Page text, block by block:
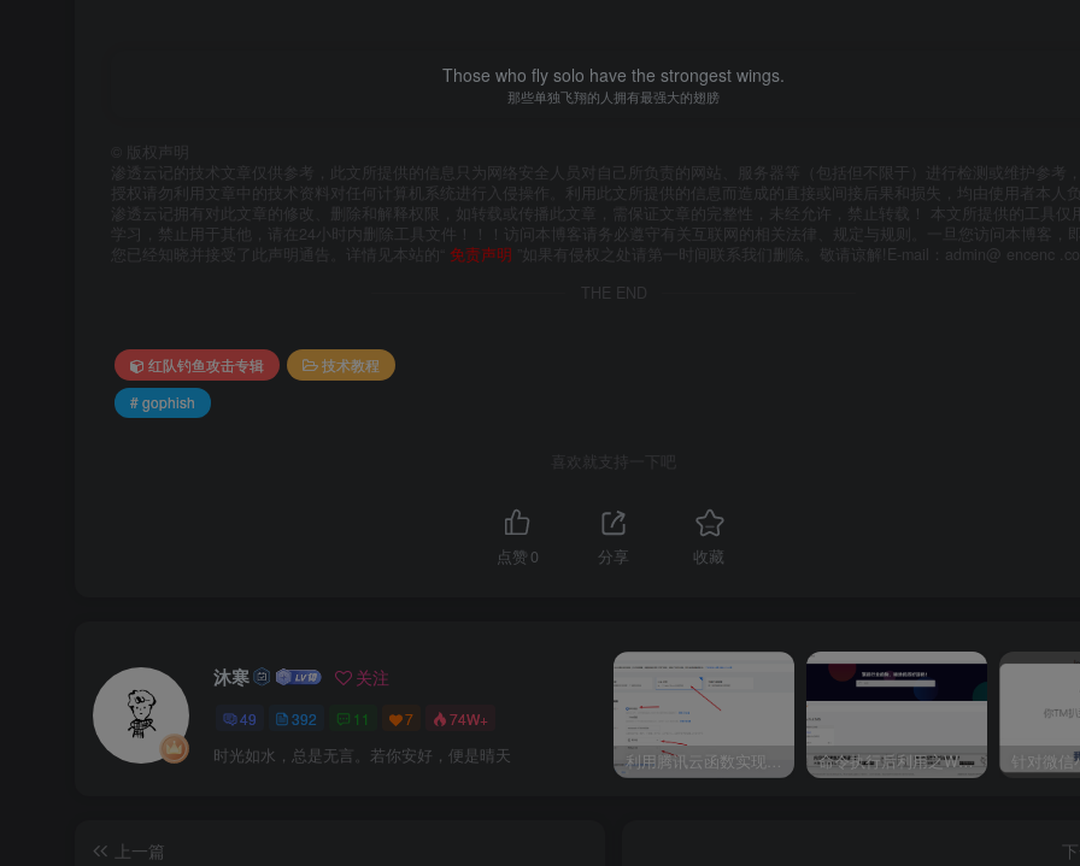
下载安装包：
gophish-v0.11.0-windows-64
下载完成后，使用压缩工具解压到文件夹中
(可选)修改配置文件：
如果有远程访问gophish的后台管理系统的需求，则修改配置文件。具体参考Linux下修改gophish配置文件
使用编辑器打开config.json文件，修改字段listen_url的值为0.0.0.0:3333 (默认为127.0.0.1:3333，仅本地访问)，端
运行gophish：
Those who fly solo have the strongest wings.
那些单独飞翔的人拥有最强大的翅膀
版权声明
渗透云记的技术文章仅供参考，此文所提供的信息只为网络安全人员对自己所负责的网站、服务器等（包括但不限于）进行检测或维护参考
授权请勿利用文章中的技术资料对任何计算机系统进行入侵操作。利用此文所提供的信息而造成的直接或间接后果和损失，均由使用者本人负
渗透云记拥有对此文章的修改、删除和解释权限，如转载或传播此文章，需保证文章的完整性，未经允许，禁止转载！ 本文所提供的工具仅
学习，禁止用于其他，请在24小时内删除工具文件！！！访问本博客请务必遵守有关互联网的相关法律、规定与规则。一旦您访问本博客，
您已经知晓并接受了此声明通告。详情见本站的“ 免责声明
”如果有侵权之处请第一时间联系我们删除。敬请谅解!E-mail：admin@ encenc
THE END
红队钓鱼攻击专辑
技术教程
# gophish
喜欢就支持一下吧
点赞 0 分享 收藏
沐寒 关注
49 392 11 7 74W+
时光如水，总是无言。若你安好，便是晴天 利用腾讯云函数实现快速搭建socks5代理 命令执行后利用之WebShell文件落地
上一篇